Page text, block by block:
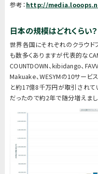
参考： http://
日本の規模はどれくらい？
世界各国にそれぞれのクラウド
も数多くありますが代表的な
COUNTDOWN、kibidango、
Makuake、WESYMの10サー
と約17億8千万円が取引され
だったので約2年で随分増えまし